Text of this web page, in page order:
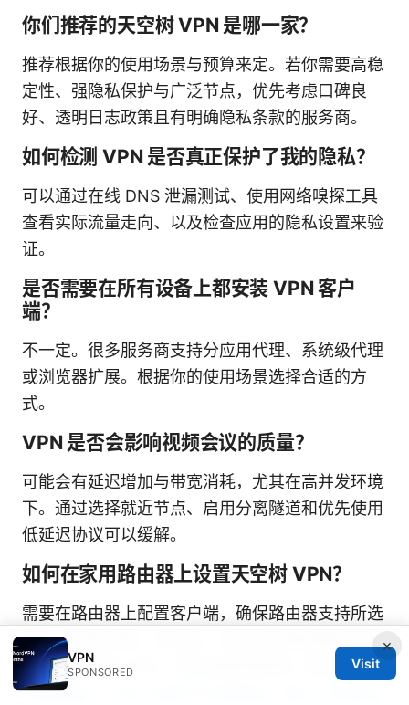
你们推荐的天空树 VPN 是哪一家？
推荐根据你的使用场景与预算来定。若你需要高稳
定性、强隐私保护与广泛节点，优先考虑口碑良
好、透明日志政策且有明确隐私条款的服务商。
如何检测 VPN 是否真正保护了我的隐私？
可以通过在线 DNS 泄漏测试、使用网络嗅探工具
查看实际流量走向、以及检查应用的隐私设置来验
证。
是否需要在所有设备上都安装 VPN 客户
端？
不一定。很多服务商支持分应用代理、系统级代理
或浏览器扩展。根据你的使用场景选择合适的方
式。
VPN 是否会影响视频会议的质量？
可能会有延迟增加与带宽消耗，尤其在高并发环境
下。通过选择就近节点、启用分离隧道和优先使用
低延迟协议可以缓解。
如何在家用路由器上设置天空树 VPN？
需要在路由器上配置客户端，确保路由器支持所选
协议与加密设置。完成后，所有经过路由器的设备
都将自动通过 VPN，适合家庭网络统一保护。大
熊加速器：VPNs 全解与实用指南，提升上网体验
×
VPN
SPONSORED
Visit